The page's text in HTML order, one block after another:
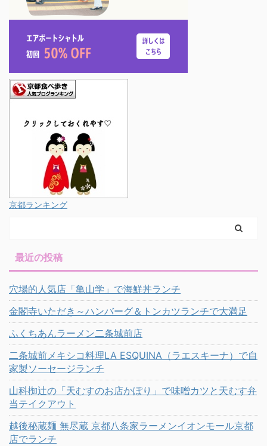
京都ランキング
最近の投稿
穴場的人気店「亀山学」で海鮮丼ランチ
金閣寺いただき～ハンバーグ＆トンカツランチで大満足
ふくちあんラーメン二条城前店
二条城前メキシコ料理LA ESQUINA（ラエスキーナ）で自
家製ソーセージランチ
山科椥辻の「天むすのお店かぽり」で味噌カツと天むす弁
当テイクアウト
越後秘蔵麺 無尽蔵 京都八条家ラーメンイオンモール京都
店でランチ